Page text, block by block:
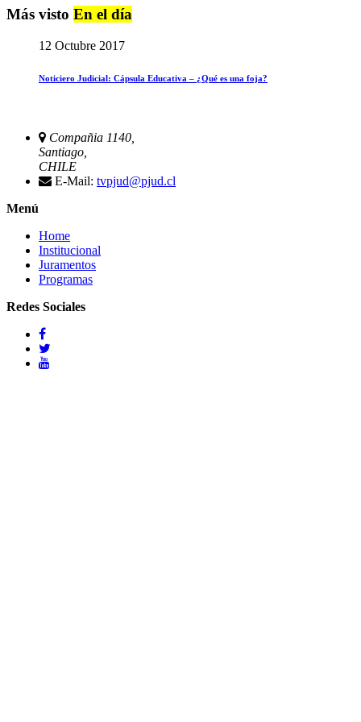
Más visto En el día
12 Octubre 2017
Noticiero Judicial: Cápsula Educativa – ¿Qué es una foja?
Compañia 1140,
Santiago,
CHILE
E-Mail: tvpjud@pjud.cl
Menú
Home
Institucional
Juramentos
Programas
Redes Sociales